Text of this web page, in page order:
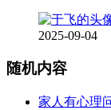
2025-09-04
随机内容
家人有心理